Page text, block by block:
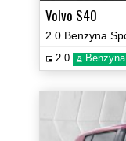
Volvo S40
2.0 Benzyna